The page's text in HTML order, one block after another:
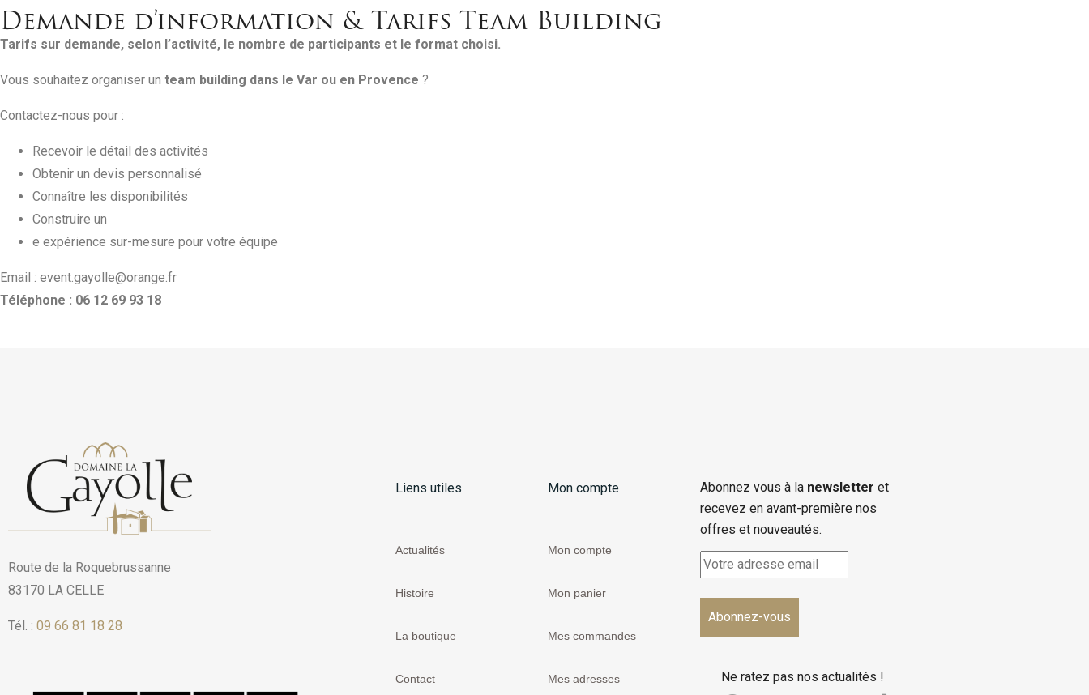
Demande d’information & Tarifs Team Building
Tarifs sur demande, selon l’activité, le nombre de participants et le format choisi.
Vous souhaitez organiser un team building dans le Var ou en Provence ?
Contactez-nous pour :
Recevoir le détail des activités
Obtenir un devis personnalisé
Connaître les disponibilités
Construire un
e expérience sur-mesure pour votre équipe
Email : event.gayolle@orange.fr
Téléphone : 06 12 69 93 18
Route de la Roquebrussanne
83170 LA CELLE
Tél. : 09 66 81 18 28
Liens utiles
Actualités
Histoire
La boutique
Contact
Mon compte
Mon compte
Mon panier
Mes commandes
Mes adresses
Abonnez vous à la newsletter et
recevez en avant-première nos
offres et nouveautés.
Ne ratez pas nos actualités !